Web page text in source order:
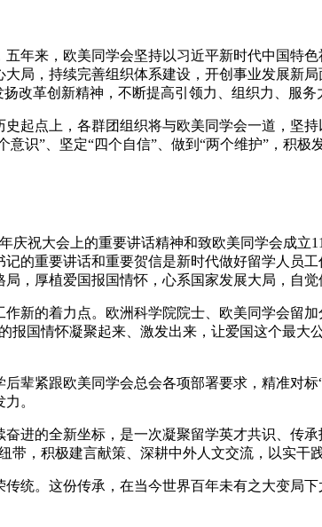
来，欧美同学会坚持以习近平新时代中国特
局，持续完善组织体系建设，开创事业发展新
改革创新精神，不断提高引领力、组织力、服务
点上，各群团组织将与欧美同学会一道，坚
识”、坚定“四个自信”、做到“两个维护”，积
祝大会上的重要讲话精神和致欧美同学会成立
的重要讲话和重要贺信是新时代做好留学人员
，厚植爱国报国情怀，心系国家发展大局，自
的着力点。欧洲科学院院士、欧美同学会留加
报国情怀凝聚起来、激发出来，让爱国这个最
紧跟欧美同学会总会各项部署要求，精准对标
。
的全新坐标，是一次凝聚留学英才共识、传
，积极建言献策、深耕中外人文交流，以实干
。这份传承，在当今世界百年未有之大变局